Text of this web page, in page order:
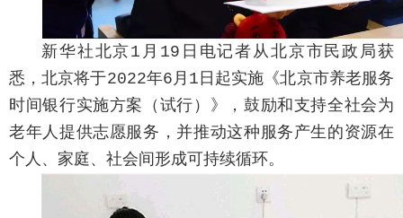
新华社北京1月19日电记者从北京市民政局获
悉，北京将于2022年6月1日起实施《北京市养老服务
时间银行实施方案（试行）》，鼓励和支持全社会为
老年人提供志愿服务，并推动这种服务产生的资源在
个人、家庭、社会间形成可持续循环。